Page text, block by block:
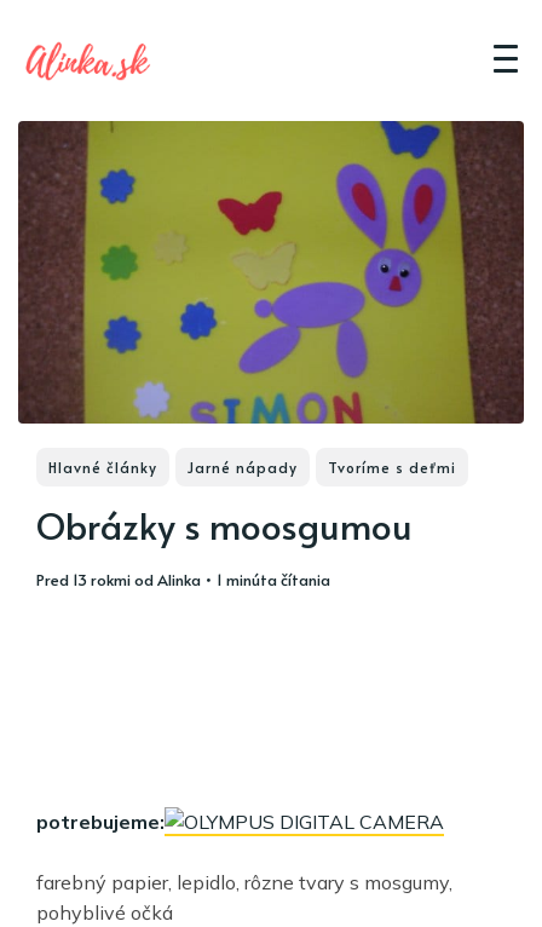
Hlavné články Jarné nápady Tvoríme s deťmi
Obrázky s moosgumou
pred 13 rokmiodAlinka • 1 minúta čítania
potrebujeme:
farebný papier, lepidlo, rôzne tvary s mosgumy,
pohyblivé očká